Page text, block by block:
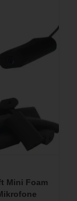
Mini Foam